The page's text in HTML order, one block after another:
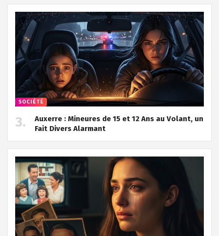
SOCIÉTÉ
Auxerre : Mineures de 15 et 12 Ans au Volant, un
Fait Divers Alarmant